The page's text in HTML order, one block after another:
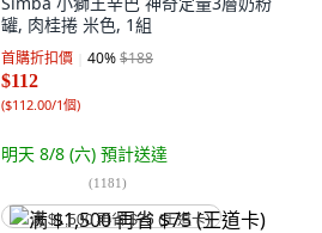
罐, 肉桂捲 米色, 1組
首購折扣價 40%$188
$112
($112.00/1個)
明天 8/8 (六) 預計送達
(1181)
满 $1,500 再省 $75 (王道卡)